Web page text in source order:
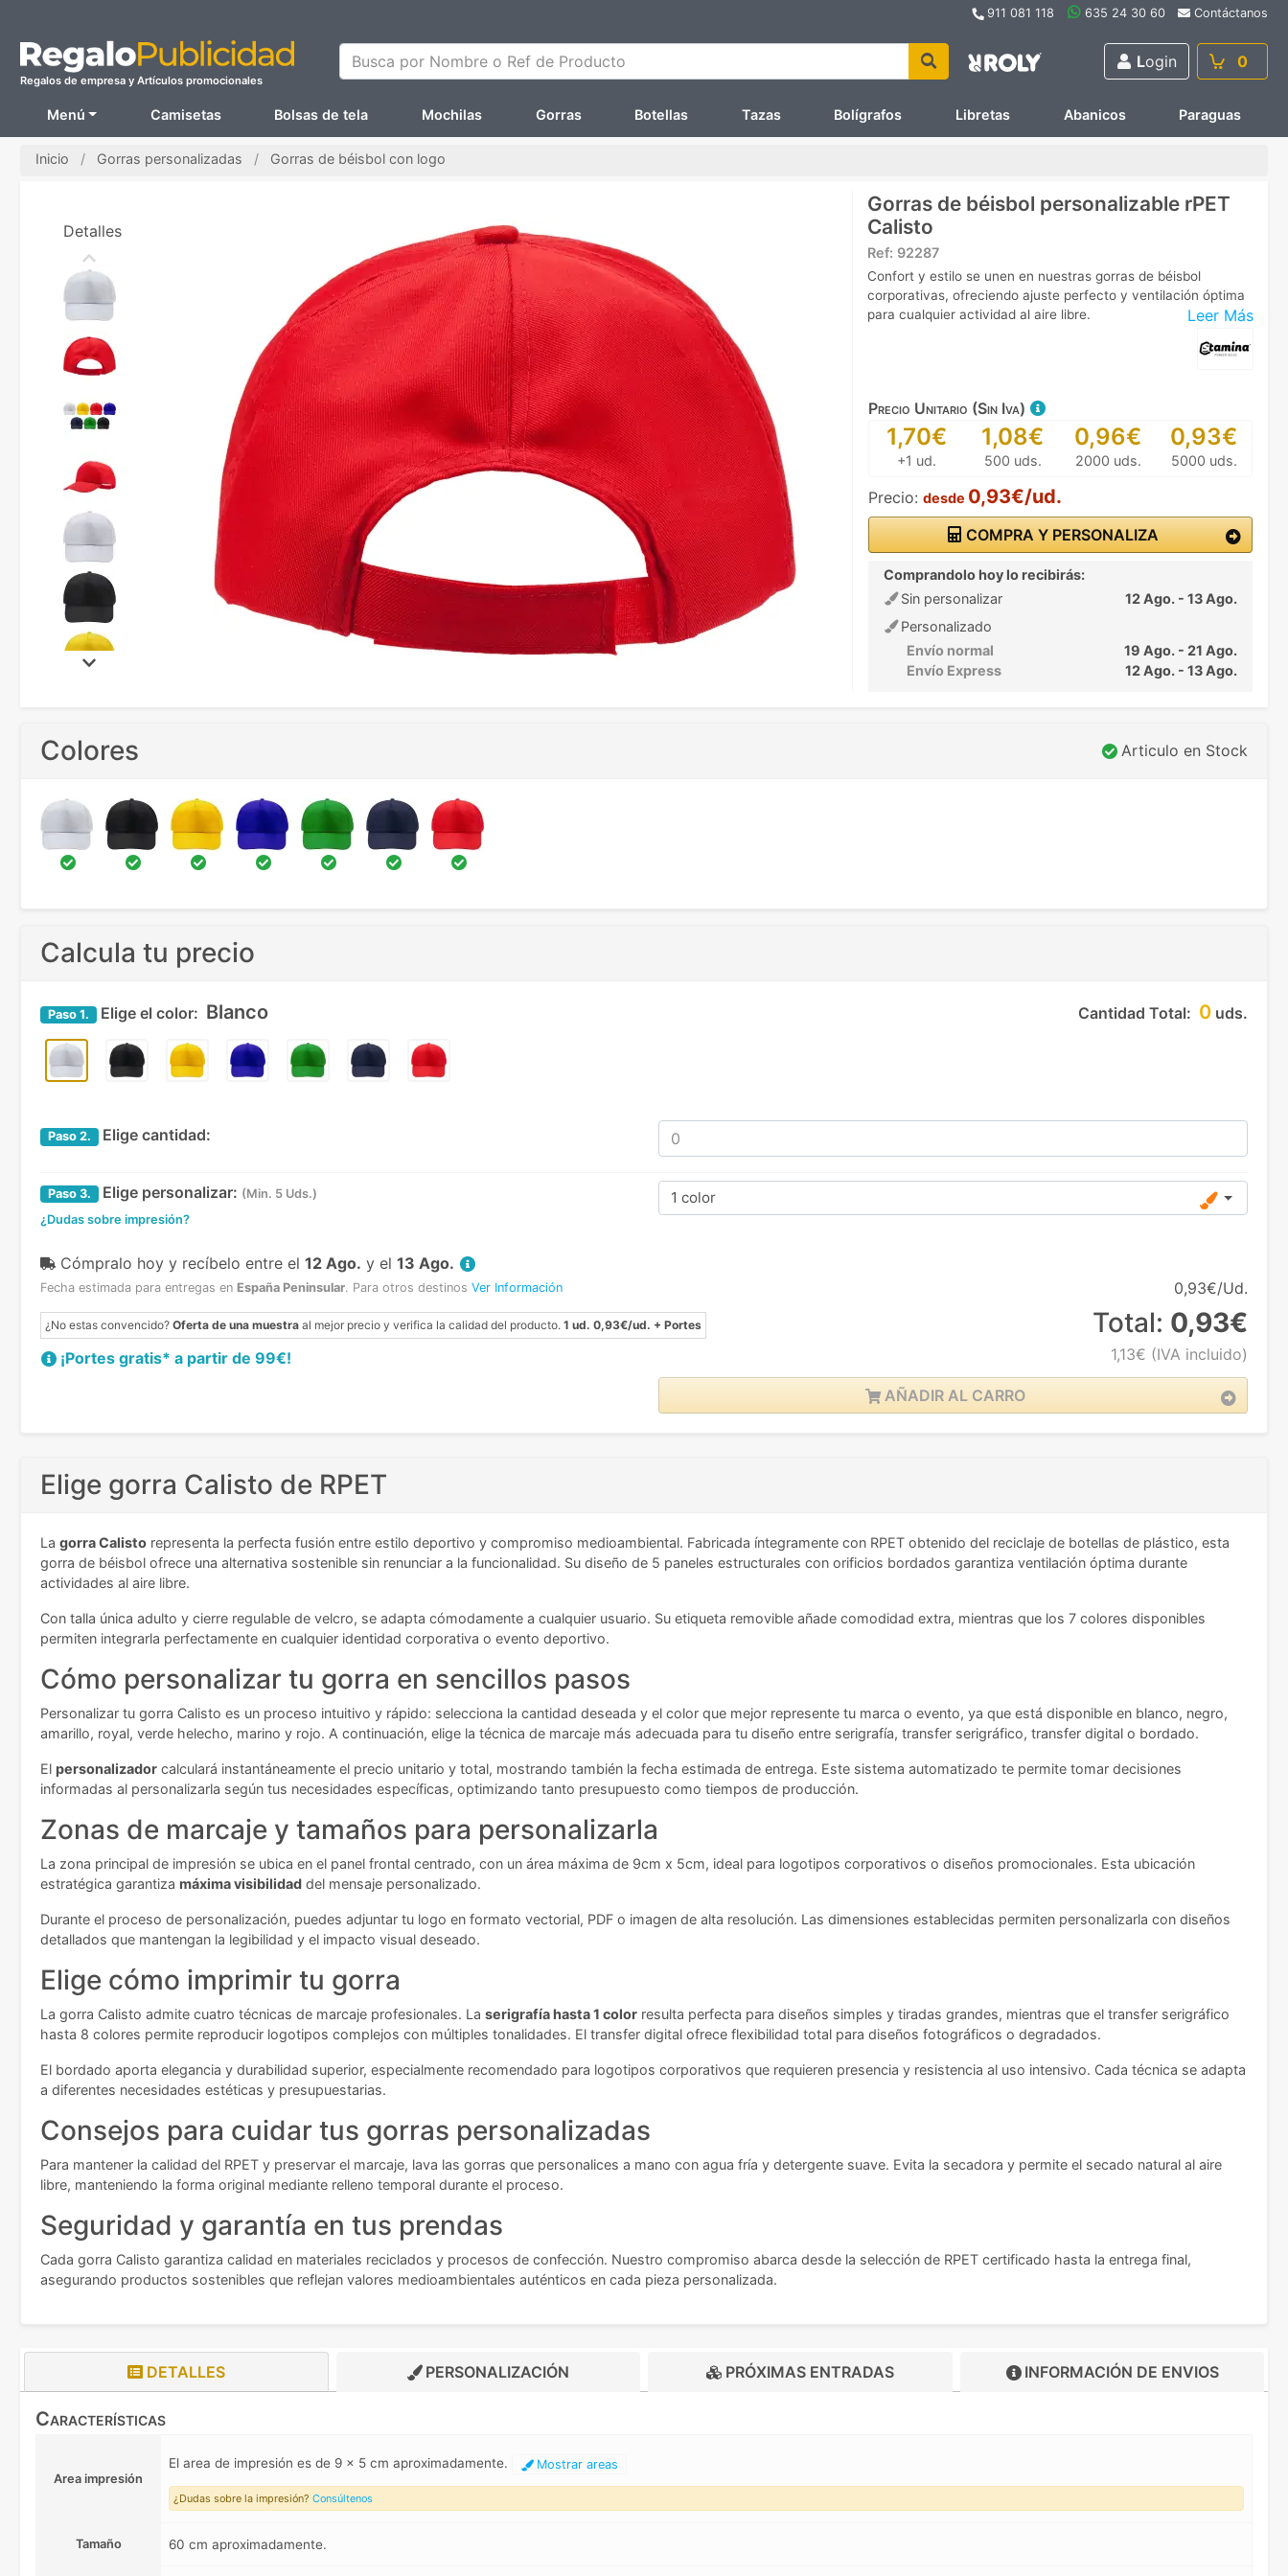
911 081 118 635 24 30 60 Contáctanos
Regalos de empresa y Artículos promocionales
Busca por Nombre o Ref de Producto Login 0
Menú Camisetas Bolsas de tela Mochilas Gorras Botellas Tazas Bolígrafos Libretas Abanicos Paraguas
Inicio Gorras personalizadas Gorras de béisbol con logo
Gorras de béisbol personalizable rPET
Calisto
Ref: 92287
Leer Más
Confort y estilo se unen en nuestras gorras de béisbol
corporativas, ofreciendo ajuste perfecto y ventilación óptima
para cualquier actividad al aire libre.
Precio Unitario (Sin Iva)
1,70€
+1 ud.
1,08€
500 uds.
0,96€
2000 uds.
0,93€
5000 uds.
Precio: desde 0,93€/ud.
COMPRA Y PERSONALIZA
Comprandolo hoy lo recibirás:
Sin personalizar
12 Ago. - 13 Ago.
Personalizado
Envío normal
19 Ago. - 21 Ago.
Envío Express
12 Ago. - 13 Ago.
Detalles
Colores Articulo en Stock
Calcula tu precio
Cantidad Total: 0 uds.
Paso 1. Elige el color: Blanco
Paso 2. Elige cantidad:
Paso 3. Elige personalizar: (Min. 5 Uds.)
¿Dudas sobre impresión?
1 color
Cómpralo hoy y recíbelo entre el 12 Ago. y el 13 Ago.
Fecha estimada para entregas en España Peninsular. Para otros destinos Ver Información
¿No estas convencido? Oferta de una muestra al mejor precio y verifica la calidad del producto. 1 ud. 0,93€/ud. + Portes
¡Portes gratis* a partir de 99€!
0,93€/Ud.
Total: 0,93€
1,13€ (IVA incluido)
AÑADIR AL CARRO
Elige gorra Calisto de RPET
La gorra Calisto representa la perfecta fusión entre estilo deportivo y compromiso medioambiental. Fabricada íntegramente con RPET obtenido del reciclaje de botellas de plástico, esta
gorra de béisbol ofrece una alternativa sostenible sin renunciar a la funcionalidad. Su diseño de 5 paneles estructurales con orificios bordados garantiza ventilación óptima durante
actividades al aire libre.
Con talla única adulto y cierre regulable de velcro, se adapta cómodamente a cualquier usuario. Su etiqueta removible añade comodidad extra, mientras que los 7 colores disponibles
permiten integrarla perfectamente en cualquier identidad corporativa o evento deportivo.
Cómo personalizar tu gorra en sencillos pasos
Personalizar tu gorra Calisto es un proceso intuitivo y rápido: selecciona la cantidad deseada y el color que mejor represente tu marca o evento, ya que está disponible en blanco, negro,
amarillo, royal, verde helecho, marino y rojo. A continuación, elige la técnica de marcaje más adecuada para tu diseño entre serigrafía, transfer serigráfico, transfer digital o bordado.
El personalizador calculará instantáneamente el precio unitario y total, mostrando también la fecha estimada de entrega. Este sistema automatizado te permite tomar decisiones
informadas al personalizarla según tus necesidades específicas, optimizando tanto presupuesto como tiempos de producción.
Zonas de marcaje y tamaños para personalizarla
La zona principal de impresión se ubica en el panel frontal centrado, con un área máxima de 9cm x 5cm, ideal para logotipos corporativos o diseños promocionales. Esta ubicación
estratégica garantiza máxima visibilidad del mensaje personalizado.
Durante el proceso de personalización, puedes adjuntar tu logo en formato vectorial, PDF o imagen de alta resolución. Las dimensiones establecidas permiten personalizarla con diseños
detallados que mantengan la legibilidad y el impacto visual deseado.
Elige cómo imprimir tu gorra
La gorra Calisto admite cuatro técnicas de marcaje profesionales. La serigrafía hasta 1 color resulta perfecta para diseños simples y tiradas grandes, mientras que el transfer serigráfico
hasta 8 colores permite reproducir logotipos complejos con múltiples tonalidades. El transfer digital ofrece flexibilidad total para diseños fotográficos o degradados.
El bordado aporta elegancia y durabilidad superior, especialmente recomendado para logotipos corporativos que requieren presencia y resistencia al uso intensivo. Cada técnica se adapta
a diferentes necesidades estéticas y presupuestarias.
Consejos para cuidar tus gorras personalizadas
Para mantener la calidad del RPET y preservar el marcaje, lava las gorras que personalices a mano con agua fría y detergente suave. Evita la secadora y permite el secado natural al aire
libre, manteniendo la forma original mediante relleno temporal durante el proceso.
Seguridad y garantía en tus prendas
Cada gorra Calisto garantiza calidad en materiales reciclados y procesos de confección. Nuestro compromiso abarca desde la selección de RPET certificado hasta la entrega final,
asegurando productos sostenibles que reflejan valores medioambientales auténticos en cada pieza personalizada.
DETALLES PERSONALIZACIÓN PRÓXIMAS ENTRADAS INFORMACIÓN DE ENVIOS
Características
Area impresión
El area de impresión es de 9 x 5 cm aproximadamente. Mostrar areas
¿Dudas sobre la impresión? Consúltenos
Tamaño 60 cm aproximadamente.